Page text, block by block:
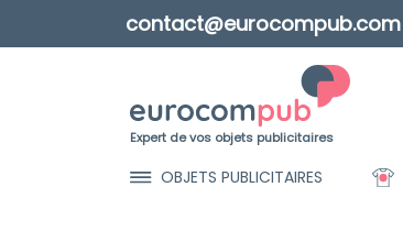
contact@eurocompub.com
Expert de vos objets publicitaires
OBJETS PUBLICITAIRES